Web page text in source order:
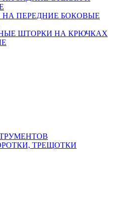
ПЕРЕДНИЕ БОКОВЫЕ
ШТОРКИ НА КРЮЧКАХ
ТРЕЩОТКИ